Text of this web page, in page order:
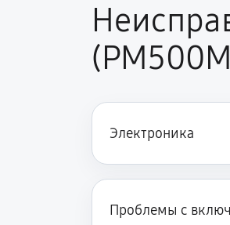
Электроника
Проблемы с